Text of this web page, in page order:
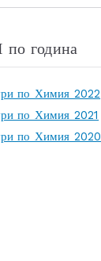
по година
по Химия 2022
по Химия 2021
по Химия 2020